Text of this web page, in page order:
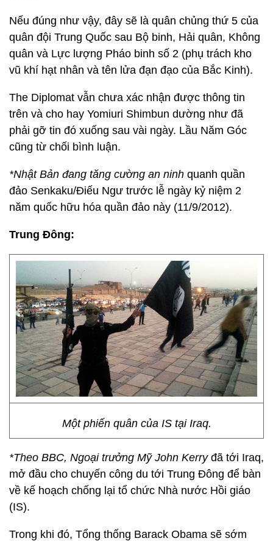
Nếu đúng như vậy, đây sẽ là quân chủng thứ 5 của
quân đội Trung Quốc sau Bộ binh, Hải quân, Không
quân và Lực lượng Pháo binh số 2 (phụ trách kho
vũ khí hạt nhân và tên lửa đạn đạo của Bắc Kinh).
The Diplomat vẫn chưa xác nhận được thông tin
trên và cho hay Yomiuri Shimbun dường như đã
phải gỡ tin đó xuống sau vài ngày. Lầu Năm Góc
cũng từ chối bình luận.
*Nhật Bản đang tăng cường an ninh quanh quần
đảo Senkaku/Điếu Ngư trước lễ ngày kỷ niệm 2
năm quốc hữu hóa quần đảo này (11/9/2012).
Trung Đông:
Một phiến quân của IS tại Iraq.
*Theo BBC, Ngoại trưởng Mỹ John Kerryđã tới Iraq,
mở đầu cho chuyến công du tới Trung Đông để bàn
về kế hoạch chống lại tổ chức Nhà nước Hồi giáo
(IS).
Trong khi đó, Tổng thống Barack Obama sẽ sớm